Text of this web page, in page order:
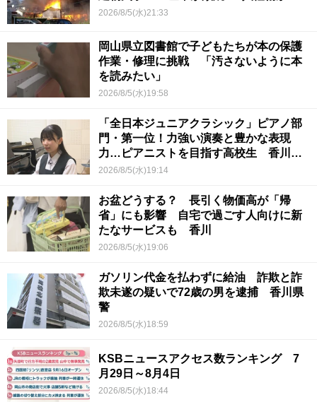
2026/8/5(水)21:33
岡山県立図書館で子どもたちが本の保護
作業・修理に挑戦 「汚さないように本
を読みたい」
2026/8/5(水)19:58
「全日本ジュニアクラシック」ピアノ部
門・第一位！力強い演奏と豊かな表現
力…ピアニストを目指す高校生 香川
【青春のキセキ】
2026/8/5(水)19:14
お盆どうする？ 長引く物価高が「帰
省」にも影響 自宅で過ごす人向けに新
たなサービスも 香川
2026/8/5(水)19:06
ガソリン代金を払わずに給油 詐欺と詐
欺未遂の疑いで72歳の男を逮捕 香川県
警
2026/8/5(水)18:59
KSBニュースアクセス数ランキング 7
月29日～8月4日
2026/8/5(水)18:44